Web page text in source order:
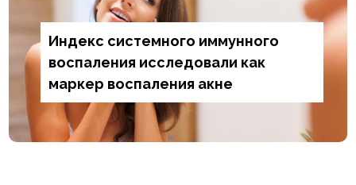
Индекс системного иммунного
воспаления исследовали как
маркер воспаления акне